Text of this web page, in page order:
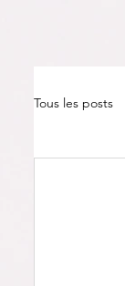
Tous les posts